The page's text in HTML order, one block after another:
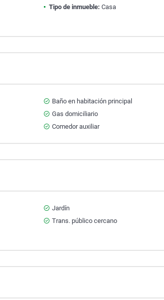
Tipo de inmueble: Casa
Baño en habitación principal
Gas domiciliario
Comedor auxiliar
Jardín
Trans. público cercano